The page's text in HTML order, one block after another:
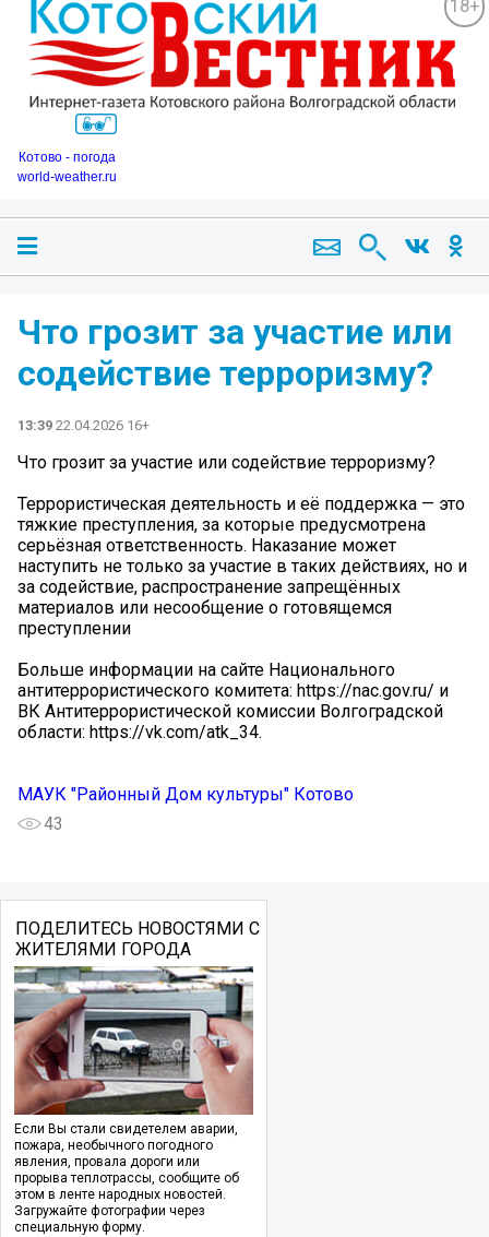
18+
Котово - погода
world-weather.ru
Что грозит за участие или
содействие терроризму?
13:39 22.04.2026 16+
Что грозит за участие или содействие терроризму?
Террористическая деятельность и её поддержка — это
тяжкие преступления, за которые предусмотрена
серьёзная ответственность. Наказание может
наступить не только за участие в таких действиях, но и
за содействие, распространение запрещённых
материалов или несообщение о готовящемся
преступлении
Больше информации на сайте Национального
антитеррористического комитета: https://nac.gov.ru/ и
ВК Антитеррористической комиссии Волгоградской
области: https://vk.com/atk_34.
МАУК "Районный Дом культуры" Котово
43
ПОДЕЛИТЕСЬ НОВОСТЯМИ С
ЖИТЕЛЯМИ ГОРОДА
Если Вы стали свидетелем аварии,
пожара, необычного погодного
явления, провала дороги или
прорыва теплотрассы, сообщите об
этом в ленте народных новостей.
Загружайте фотографии через
специальную форму.